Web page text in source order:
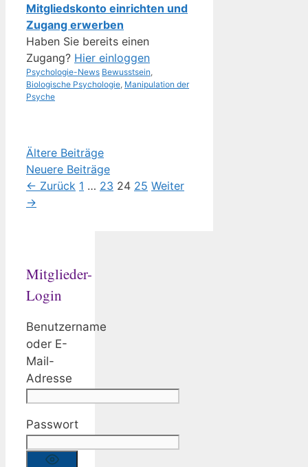
Mitgliedskonto einrichten und
Zugang erwerben
Haben Sie bereits einen
Zugang? Hier einloggen
Kategorien
Psychologie-News Schlagwörter
Bewusstsein
Biologische Psychologie Manipulation der
Psyche
Ältere Beiträge
Neuere Beiträge
← Zurück Seite
1 … Seite
23 Seite
24 Seite
25 Weiter
→
Mitglieder-
Login
Benutzername
oder E-
Mail-
Adresse
Passwort